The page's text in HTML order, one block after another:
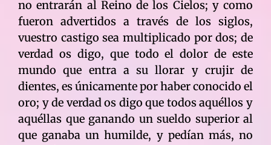
no entrarán al Reino de los Cielos; y como
fueron advertidos a través de los siglos,
vuestro castigo sea multiplicado por dos; de
verdad os digo, que todo el dolor de este
mundo que entra a su llorar y crujir de
dientes, es únicamente por haber conocido el
oro; y de verdad os digo que todos aquéllos y
aquéllas que ganando un sueldo superior al
que ganaba un humilde, y pedían más, no